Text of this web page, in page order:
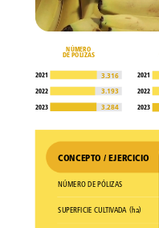
3.316
2021 2021
2022 3.193 2022
2023 3.284 2023
NÚMERO
DE PÓLIZAS
CONCEPTO / EJERCICIO
NÚMERO DE PÓLIZAS
SUPERFICIE CULTIVADA (ha)